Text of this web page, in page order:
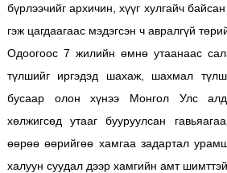
бүрлээчийг архичин, хүүг хулгайч
гэж цагдаагаас мэдэгсэн ч авралгүй
Одоогоос 7 жилийн өмнө утаанаас
түлшийг иргэдэд шахаж, шахмал
бусаар олон хүнээ Монгол Улс
хөлжигсөд утааг бууруулсан
өөрөө өөрийгөө хамгаа задартал
халуун суудал дээр хамгийн амт